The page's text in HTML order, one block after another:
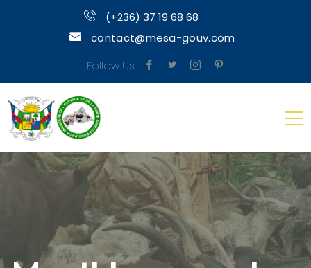
(+236) 37 19 68 68
contact@mesa-gouv.com
Follow Us: